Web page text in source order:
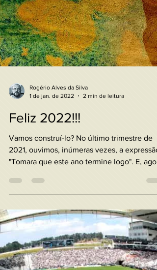
Rogério Alves da Silva
2 min de leitura
Feliz 2022!!!
Vamos construí-lo? No último trimestre de